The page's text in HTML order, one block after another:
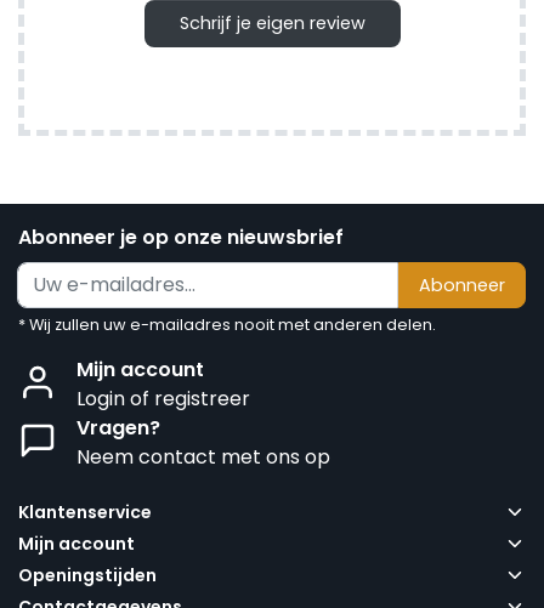
Schrijf je eigen review
Abonneer je op onze nieuwsbrief
Abonneer
* Wij zullen uw e-mailadres nooit met anderen delen.
Mijn account
Login of registreer
Vragen?
Neem contact met ons op
Klantenservice
Mijn account
Openingstijden